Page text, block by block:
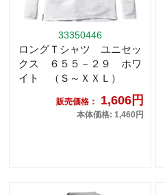
33350446
ロングＴシャツ ユニセッ
クス ６５５－２９ ホワ
イト （Ｓ～ＸＸＬ）
販売価格： 1,606円
本体価格: 1,460円